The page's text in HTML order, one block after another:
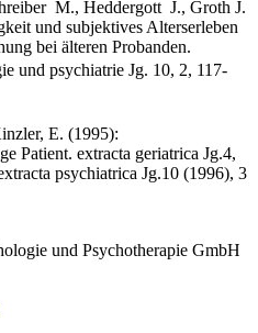
M., Heddergott J., Groth J.
und subjektives Alterserle­ben
bei älteren Probanden.
und psychiatrie Jg. 10, 2, 117-
E. (1995):
Patient. ex­tracta ge­riatrica Jg.4,
psychiatrica Jg.10 (1996), 3
und Psychotherapie GmbH